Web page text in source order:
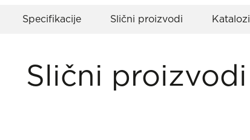
Specifikacije Slični proizvodi Katalozi
Slični proizvodi